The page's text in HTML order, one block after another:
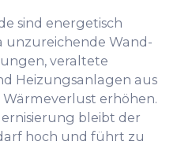
sind energetisch
unzureichende Wand-
veraltete
Heizungsanlagen aus
erhöhen.
bleibt der
hoch und führt zu